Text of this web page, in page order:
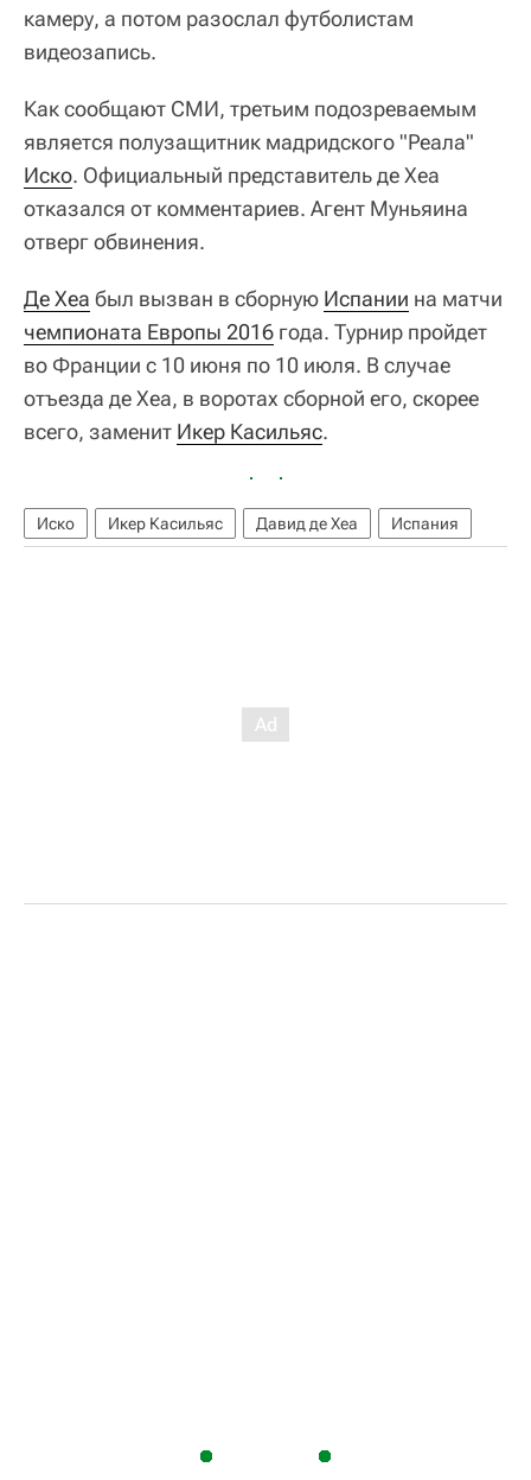
камеру, а потом разослал футболистам
видеозапись.
Как сообщают СМИ, третьим подозреваемым
является полузащитник мадридского "Реала"
Иско. Официальный представитель де Хеа
отказался от комментариев. Агент Муньяина
отверг обвинения.
Де Хеа был вызван в сборную Испании на матчи
чемпионата Европы 2016 года. Турнир пройдет
во Франции с 10 июня по 10 июля. В случае
отъезда де Хеа, в воротах сборной его, скорее
всего, заменит Икер Касильяс.
Иско Икер Касильяс Давид де Хеа Испания